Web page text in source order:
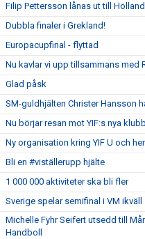
Filip Pettersson lånas ut till Holland
Dubbla finaler i Grekland!
Europacupfinal - flyttad
Nu kavlar vi upp tillsammans med
Glad påsk
SM-guldhjälten Christer Hansson
Nu börjar resan mot YIF:s nya
Ny organisation kring YIF U och
Bli en #viställerupp hjälte
1 000 000 aktiviteter ska bli fler
Sverige spelar semifinal i VM ikväll
Michelle Fyhr Seifert utsedd till
Handboll